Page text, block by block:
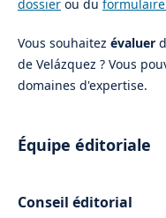
dossierou du
Vous souhaitez évaluer
de Velázquez ? Vous
domaines d'expertise.
Équipe éditoriale
Conseil éditorial